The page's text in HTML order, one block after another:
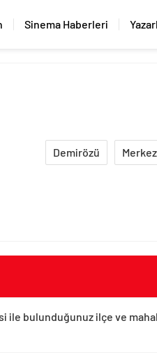
Sinema Haberleri
Demirözü Merkez
bulunduğunuz ilçe ve